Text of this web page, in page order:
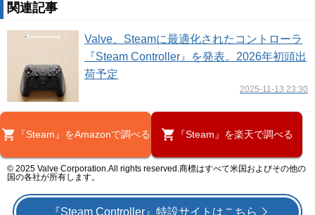
関連記事
Valve、Steamに最適化されたコントローラ
『Steam Controller』を発表。2026年初頭出
荷予定
2025-11-13 23:30
『Steam』をAmazonで調べる 『Steam』を楽天で調べる
© 2025 Valve Corporation.All rights reserved.商標はすべて米国およびその他の
国の各社が所有します。
『Steam Controller』特設サイトはこちら